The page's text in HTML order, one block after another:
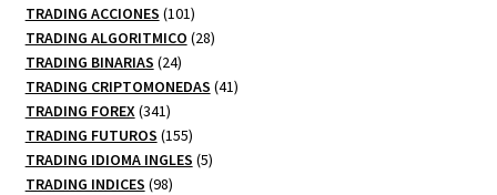
TRADING ACCIONES 101101
productos
TRADING ALGORITMICO 2828
TRADING BINARIAS 2424
productos
TRADING CRIPTOMONEDAS 4141
TRADING FOREX 341341
productos
TRADING FUTUROS 155155
productos
TRADING IDIOMA INGLES 55
TRADING INDICES 9898